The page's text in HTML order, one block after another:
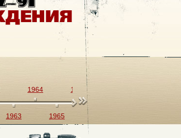
1963
1964
1965
1966